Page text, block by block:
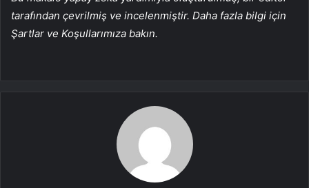
tarafından çevrilmiş ve incelenmiştir. Daha fazla bilgi için
Şartlar ve Koşullarımıza bakın.